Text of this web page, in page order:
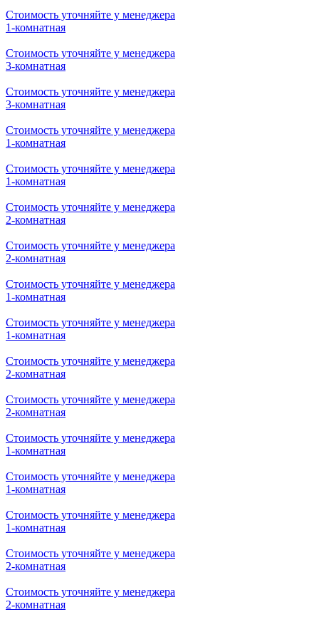
Стоимость уточняйте у менеджера
1-комнатная
Стоимость уточняйте у менеджера
3-комнатная
Стоимость уточняйте у менеджера
3-комнатная
Стоимость уточняйте у менеджера
1-комнатная
Стоимость уточняйте у менеджера
1-комнатная
Стоимость уточняйте у менеджера
2-комнатная
Стоимость уточняйте у менеджера
2-комнатная
Стоимость уточняйте у менеджера
1-комнатная
Стоимость уточняйте у менеджера
1-комнатная
Стоимость уточняйте у менеджера
2-комнатная
Стоимость уточняйте у менеджера
2-комнатная
Стоимость уточняйте у менеджера
1-комнатная
Стоимость уточняйте у менеджера
1-комнатная
Стоимость уточняйте у менеджера
1-комнатная
Стоимость уточняйте у менеджера
2-комнатная
Стоимость уточняйте у менеджера
2-комнатная